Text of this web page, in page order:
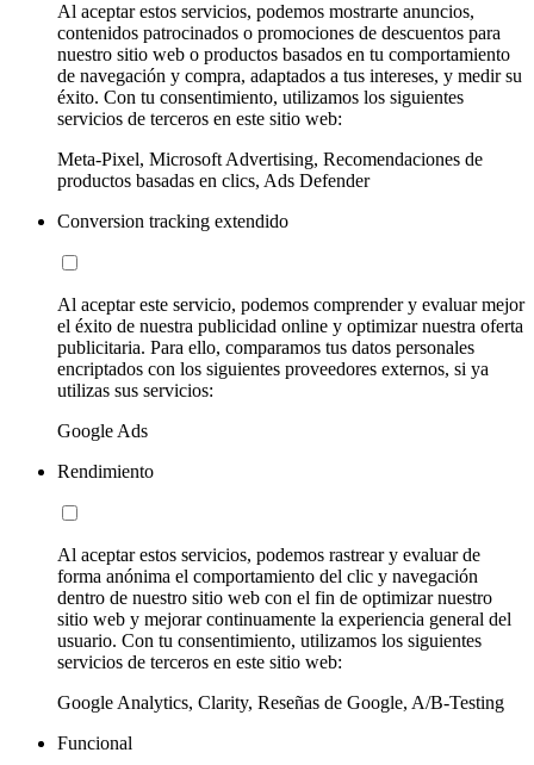
Al aceptar estos servicios, podemos mostrarte anuncios,
contenidos patrocinados o promociones de descuentos para
nuestro sitio web o productos basados en tu comportamiento
de navegación y compra, adaptados a tus intereses, y medir su
éxito. Con tu consentimiento, utilizamos los siguientes
servicios de terceros en este sitio web:
Meta-Pixel, Microsoft Advertising, Recomendaciones de
productos basadas en clics, Ads Defender
Conversion tracking extendido
Al aceptar este servicio, podemos comprender y evaluar mejor
el éxito de nuestra publicidad online y optimizar nuestra oferta
publicitaria. Para ello, comparamos tus datos personales
encriptados con los siguientes proveedores externos, si ya
utilizas sus servicios:
Google Ads
Rendimiento
Al aceptar estos servicios, podemos rastrear y evaluar de
forma anónima el comportamiento del clic y navegación
dentro de nuestro sitio web con el fin de optimizar nuestro
sitio web y mejorar continuamente la experiencia general del
usuario. Con tu consentimiento, utilizamos los siguientes
servicios de terceros en este sitio web:
Google Analytics, Clarity, Reseñas de Google, A/B-Testing
Funcional